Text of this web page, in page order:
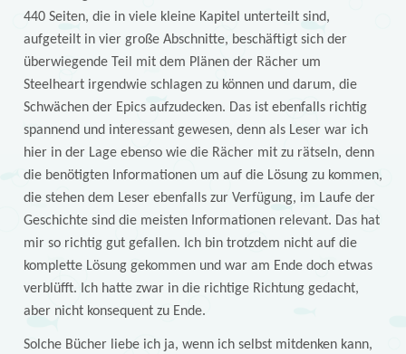
440 Seiten, die in viele kleine Kapitel unterteilt sind,
aufgeteilt in vier große Abschnitte, beschäftigt sich der
überwiegende Teil mit dem Plänen der Rächer um
Steelheart irgendwie schlagen zu können und darum, die
Schwächen der Epics aufzudecken. Das ist ebenfalls richtig
spannend und interessant gewesen, denn als Leser war ich
hier in der Lage ebenso wie die Rächer mit zu rätseln, denn
die benötigten Informationen um auf die Lösung zu kommen,
die stehen dem Leser ebenfalls zur Verfügung, im Laufe der
Geschichte sind die meisten Informationen relevant. Das hat
mir so richtig gut gefallen. Ich bin trotzdem nicht auf die
komplette Lösung gekommen und war am Ende doch etwas
verblüfft. Ich hatte zwar in die richtige Richtung gedacht,
aber nicht konsequent zu Ende.
Solche Bücher liebe ich ja, wenn ich selbst mitdenken kann,